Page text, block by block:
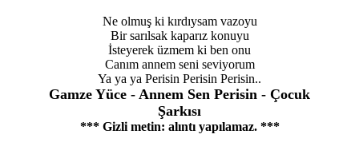
Ne olmuş ki kırdıysam vazoyu
Bir sarılsak kaparız konuyu
İsteyerek üzmem ki ben onu
Canım annem seni seviyorum
Ya ya ya Perisin Perisin Perisin..
Gamze Yüce - Annem Sen Perisin - Çocuk
Şarkısı
*** Gizli metin: alıntı yapılamaz. ***